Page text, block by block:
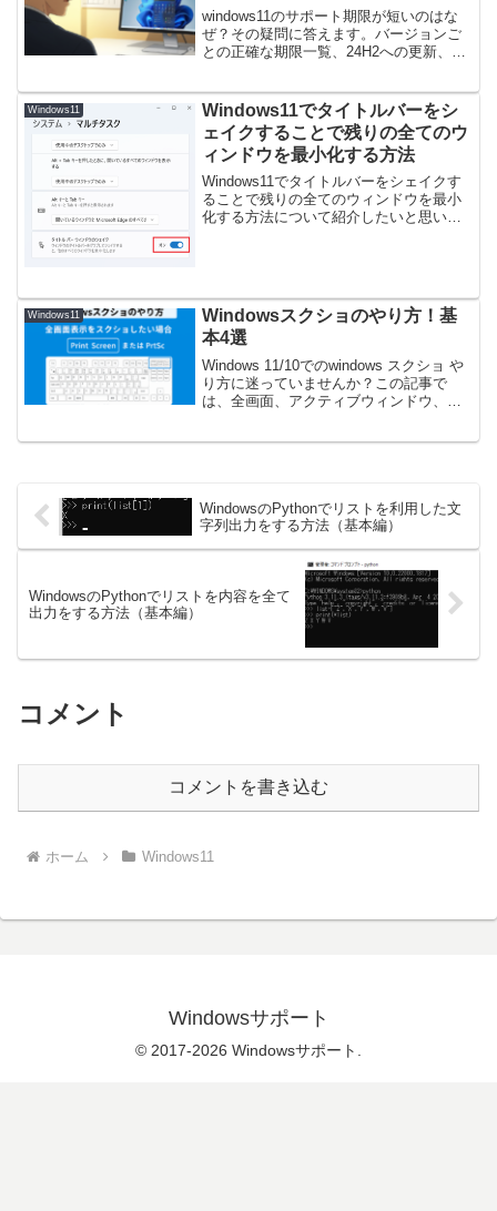
windows11のサポート期限が短いのはな
ぜ？その疑問に答えます。バージョンご
との正確な期限一覧、24H2への更新、サ
いという不安を解消し、今すぐやるべき
ことが明確になります。
Windows11
Windows11でタイトルバーをシ
ェイクすることで残りの全てのウ
ィンドウを最小化する方法
Windows11でタイトルバーをシェイクす
ることで残りの全てのウィンドウを最小
化する方法について紹介したいと思いま
Windows11
Windowsスクショのやり方！基
本4選
Windows 11/10でのwindows スクショ や
り方に迷っていませんか？この記事で
は、全画面、アクティブウィンドウ、自
WindowsのPythonでリストを利用した文
字列出力をする方法（基本編）
WindowsのPythonでリストを内容を全て
出力をする方法（基本編）
コメント
コメントを書き込む
ホーム Windows11
Windowsサポート
© 2017-2026 Windowsサポート.